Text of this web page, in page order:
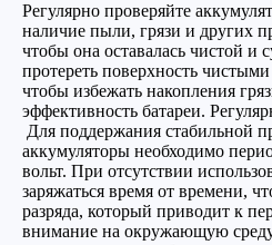
Регулярно проверяйте
наличие пыли, грязи и других
чтобы она оставалась чистой и
протереть поверхность
чтобы избежать накопления
эффективность батареи.
Для поддержания стабильной
аккумуляторы необходимо
вольт. При отсутствии
заряжаться время от времени,
разряда, который приводит к
внимание на окружающую